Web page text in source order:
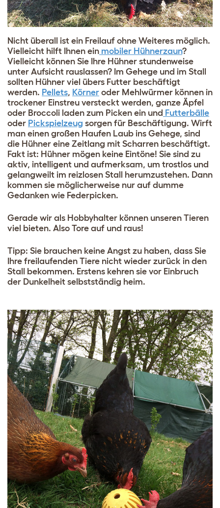
Nicht überall ist ein Freilauf ohne Weiteres möglich.
Vielleicht hilft Ihnen ein mobiler Hühnerzaun?
Vielleicht können Sie Ihre Hühner stundenweise
unter Aufsicht rauslassen? Im Gehege und im Stall
sollten Hühner viel übers Futter beschäftigt
werden. Pellets, Körner oder Mehlwürmer können in
trockener Einstreu versteckt werden, ganze Äpfel
oder Broccoli laden zum Picken ein und Futterbälle
oder Pickspielzeug sorgen für Beschäftigung. Wirft
man einen großen Haufen Laub ins Gehege, sind
die Hühner eine Zeitlang mit Scharren beschäftigt.
Fakt ist: Hühner mögen keine Eintöne! Sie sind zu
aktiv, intelligent und aufmerksam, um trostlos und
gelangweilt im reizlosen Stall herumzustehen. Dann
kommen sie möglicherweise nur auf dumme
Gedanken wie Federpicken.
Gerade wir als Hobbyhalter können unseren Tieren
viel bieten. Also Tore auf und raus!
Tipp: Sie brauchen keine Angst zu haben, dass Sie
Ihre freilaufenden Tiere nicht wieder zurück in den
Stall bekommen. Erstens kehren sie vor Einbruch
der Dunkelheit selbstständig heim.